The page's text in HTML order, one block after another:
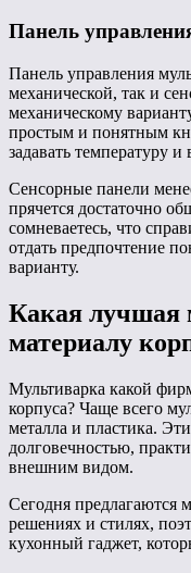
Панель
Панель управления
механической, так и
механическому
простым и понятным
задавать температуру
Сенсорные панели
прячется достаточно
сомневаетесь, что
отдать предпочтение
варианту.
Какая лучшая
материалу
Мультиварка какой
корпуса? Чаще всего
металла и пластика.
долговечностью,
внешним видом.
Сегодня предлагаются
решениях и стилях,
кухонный гаджет,